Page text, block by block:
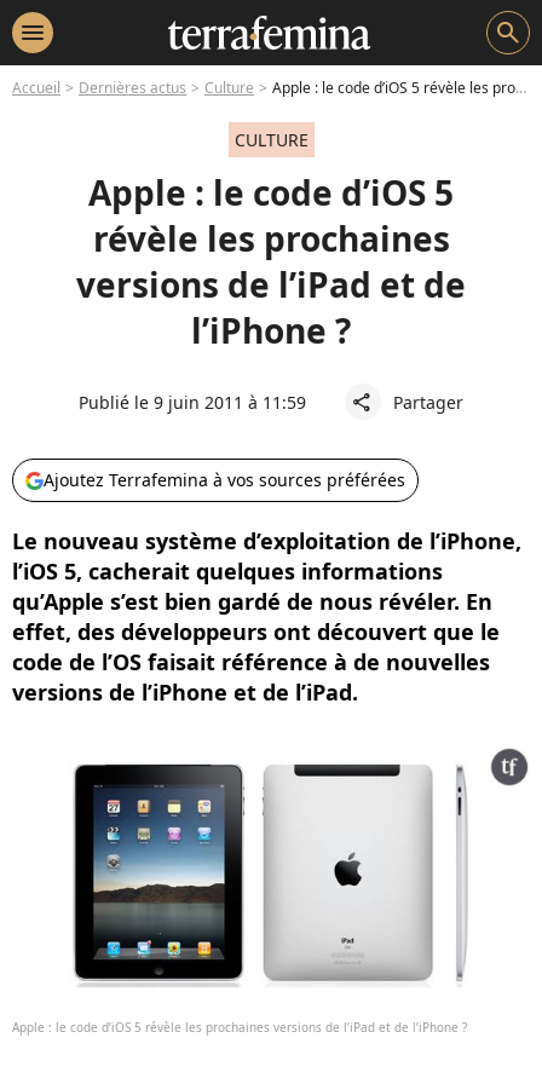
menu search
Accueil Dernières actus Culture Apple : le code d’iOS 5 révèle les prochaines versions de l’iPad et de l’iPhone ?
CULTURE
Apple : le code d’iOS 5
révèle les prochaines
versions de l’iPad et de
l’iPhone ?
Publié le 9 juin 2011 à 11:59 share Partager
Ajoutez Terrafemina à vos sources préférées
Le nouveau système d’exploitation de l’iPhone,
l’iOS 5, cacherait quelques informations
qu’Apple s’est bien gardé de nous révéler. En
effet, des développeurs ont découvert que le
code de l’OS faisait référence à de nouvelles
versions de l’iPhone et de l’iPad.
Apple : le code d’iOS 5 révèle les prochaines versions de l’iPad et de l’iPhone ?